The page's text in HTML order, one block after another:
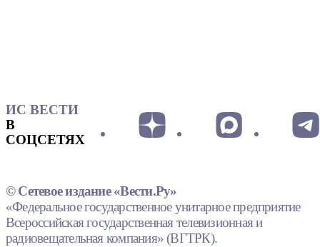
ИС ВЕСТИ
В
СОЦСЕТЯХ
© Сетевое издание «Вести.Ру»
«Федеральное государственное унитарное предприятие
Всероссийская государственная телевизионная и
радиовещательная компания» (ВГТРК).